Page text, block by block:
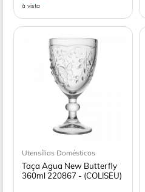
à vista
Utensílios Domésticos
Taça Agua New Butterfly
360ml 220867 - (COLISEU)